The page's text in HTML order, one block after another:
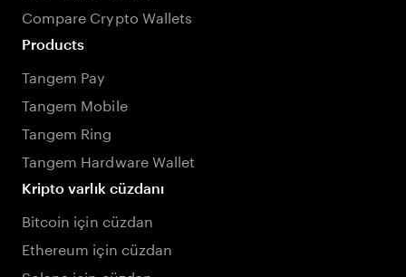
Compare Crypto Wallets
Products
Tangem Pay
Tangem Mobile
Tangem Ring
Tangem Hardware Wallet
Kripto varlık cüzdanı
Bitcoin için cüzdan
Ethereum için cüzdan